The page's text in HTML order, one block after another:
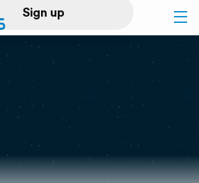
Sign up
Log in